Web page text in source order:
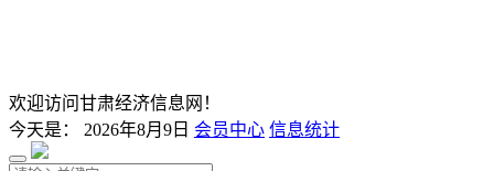
欢迎访问甘肃经济信息网！
今天是： 2026年8月9日 会员中心 信息统计